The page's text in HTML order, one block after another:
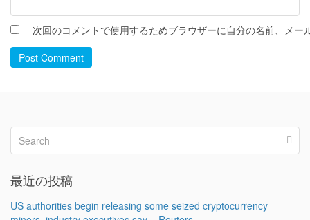
次回のコメントで使用するためブラウザーに自分の名前、メー
Post Comment
最近の投稿
US authorities begin releasing some seized cryptocurrency